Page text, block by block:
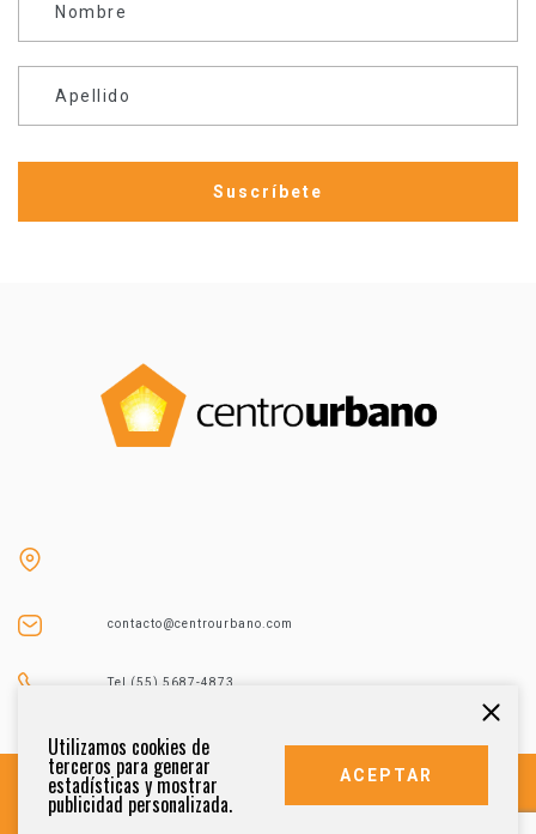
Nombre
Apellido
contacto@centrourbano.com
Tel (55) 5687-4873
Utilizamos cookies de
terceros para generar
estadísticas y mostrar
publicidad personalizada.
ACEPTAR